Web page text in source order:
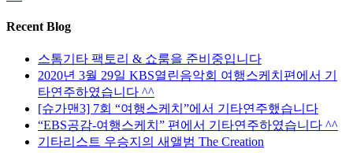
다
선
택
할
수
있
습
지
에
서
옵
션
을
Recent Blog
스톰기타 팩토리 & 쇼룸을 준비중입니다
2020년 3월 29일 KBS열린음악회 여행스케치편에서 기
타연주하였습니다 ^^
[슈가맨3] 7회 “여행스케치”에서 기타연주했습니다
“EBS공감-여행스케치” 편에서 기타연주하였습니다 ^^
기타리스트 우승지의 새앨범 The Creation